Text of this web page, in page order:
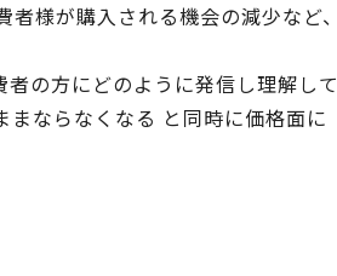
様が購入される機会の減少など、
の方にどのように発信し理解して
ならなくなる と同時に価格面に